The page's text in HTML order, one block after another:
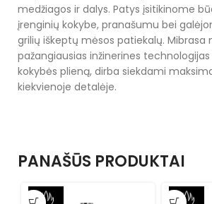
medžiagos ir dalys. Patys įsitikinome
įrenginių kokybe, pranašumu bei
grilių iškeptų mėsos patiekalų. Mibrasa
pažangiausias inžinerines
kokybės plieną, dirba siekdami
kiekvienoje detalėje.
PANAŠŪS PRODUKTAI